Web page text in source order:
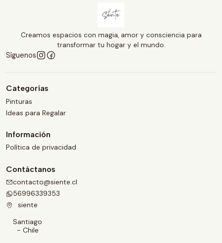
Creamos espacios con magia, amor y consciencia para
transformar tu hogar y el mundo.
Síguenos
Categorías
Pinturas
Ideas para Regalar
Información
Política de privacidad
Contáctanos
contacto@siente.cl
56996339353
siente
Santiago
- Chile